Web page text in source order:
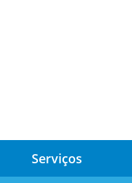
Serviços